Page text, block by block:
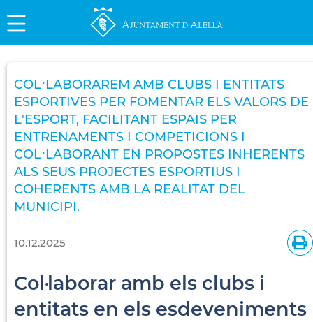
COL·LABORAREM AMB CLUBS I ENTITATS
ESPORTIVES PER FOMENTAR ELS VALORS DE
L'ESPORT, FACILITANT ESPAIS PER
ENTRENAMENTS I COMPETICIONS I
COL·LABORANT EN PROPOSTES INHERENTS
ALS SEUS PROJECTES ESPORTIUS I
COHERENTS AMB LA REALITAT DEL
MUNICIPI.
10.12.2025
Col·laborar amb els clubs i
entitats en els esdeveniments